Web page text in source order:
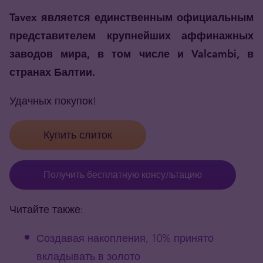
Tavex является единственным официальным
представителем крупнейших аффинажных
заводов мира, в том числе и Valcambi, в
странах Балтии.
Удачных покупок!
Купить слиток
Получить бесплатную консультацию
Читайте также:
Создавая накопления, 10% принято
вкладывать в золото